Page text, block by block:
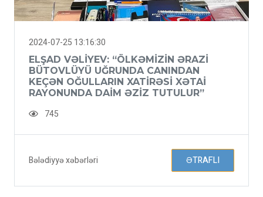
2024-07-25 13:16:30
ELŞAD VƏLIYEV: “ÖLKƏMIZIN ƏRAZI
BÜTOVLÜYÜ UĞRUNDA CANINDAN
KEÇƏN OĞULLARIN XATIRƏSI XƏTAI
RAYONUNDA DAIM ƏZIZ TUTULUR”
745
Bələdiyyə xəbərləri ƏTRAFLI